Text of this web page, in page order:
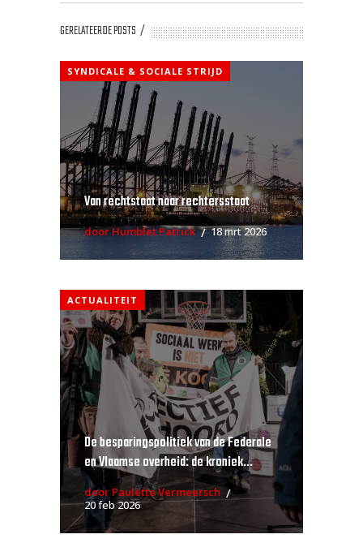
GERELATEERDE POSTS
SYNDICALE & SOCIALE STRIJD
Van rechtstaat naar rechtersstaat
door Humblet Patrick 18 mrt 2026
ACTUALITEIT
De besparingspolitiek van de Federale
en Vlaamse overheid: de kroniek...
door Paulette Vermeersch
20 feb 2026